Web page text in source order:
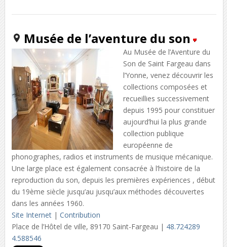
Musée de l’aventure du son
Au Musée de l’Aventure du
Son de Saint Fargeau dans
l’Yonne, venez découvrir les
collections composées et
recueillies successivement
depuis 1995 pour constituer
aujourd’hui la plus grande
collection publique
européenne de
phonographes, radios et instruments de musique mécanique.
Une large place est également consacrée à l’histoire de la
reproduction du son, depuis les premières expériences , début
du 19ème siècle jusqu’au jusqu’aux méthodes découvertes
dans les années 1960.
Site Internet| Contribution
Place de l’Hôtel de ville, 89170 Saint-Fargeau | 48.724289
4.588546